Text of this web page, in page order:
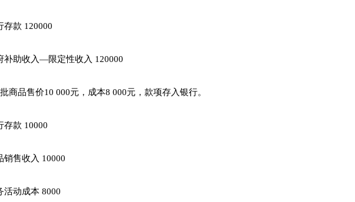
款 120000
助收入—限定性收入 120000
品售价10 000元，成本8 000元，款项存入银行。
款 10000
售收入 10000
动成本 8000